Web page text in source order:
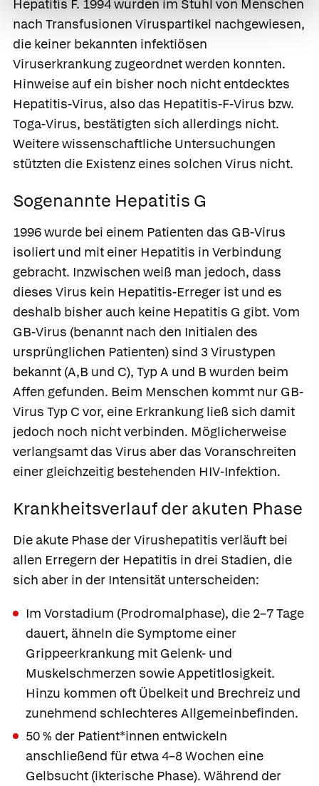
Hepatitis F. 1994 wurden im Stuhl von Menschen
nach Transfusionen Viruspartikel nachgewiesen,
die keiner bekannten infektiösen
Viruserkrankung zugeordnet werden konnten.
Hinweise auf ein bisher noch nicht entdecktes
Hepatitis-Virus, also das Hepatitis-F-Virus bzw.
Toga-Virus, bestätigten sich allerdings nicht.
Weitere wissenschaftliche Untersuchungen
stützten die Existenz eines solchen Virus nicht.
Sogenannte Hepatitis G
1996 wurde bei einem Patienten das GB-Virus
isoliert und mit einer Hepatitis in Verbindung
gebracht. Inzwischen weiß man jedoch, dass
dieses Virus kein Hepatitis-Erreger ist und es
deshalb bisher auch keine Hepatitis G gibt. Vom
GB-Virus (benannt nach den Initialen des
ursprünglichen Patienten) sind 3 Virustypen
bekannt (A,B und C), Typ A und B wurden beim
Affen gefunden. Beim Menschen kommt nur GB-
Virus Typ C vor, eine Erkrankung ließ sich damit
jedoch noch nicht verbinden. Möglicherweise
verlangsamt das Virus aber das Voranschreiten
einer gleichzeitig bestehenden HIV-Infektion.
Krankheitsverlauf der akuten Phase
Die akute Phase der Virushepatitis verläuft bei
allen Erregern der Hepatitis in drei Stadien, die
sich aber in der Intensität unterscheiden:
Im Vorstadium (Prodromalphase), die 2–7 Tage
dauert, ähneln die Symptome einer
Grippeerkrankung mit Gelenk- und
Muskelschmerzen sowie Appetitlosigkeit.
Hinzu kommen oft Übelkeit und Brechreiz und
zunehmend schlechteres Allgemeinbefinden.
50 % der Patient*innen entwickeln
anschließend für etwa 4–8 Wochen eine
Gelbsucht (ikterische Phase). Während der